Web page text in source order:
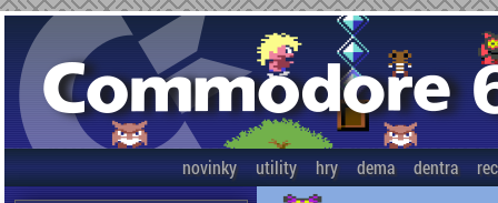
novinky utility hry dema dentra